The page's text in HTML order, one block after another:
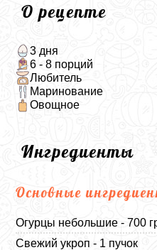
О рецепте
3 дня
6 - 8 порций
Любитель
Маринование
Овощное
Ингредиенты
Основные
Огурцы небольшие - 700
Свежий укроп - 1 пучок